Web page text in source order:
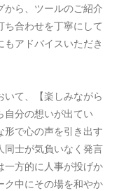
から、ツールのご紹介
合わせを丁寧にして
アドバイスいただき
いて、【楽しみながら
自分の想いが出てい
形で心の声を引き出す
同士が気負いなく発言
一方的に人事が投げか
ク中にその場を和やか